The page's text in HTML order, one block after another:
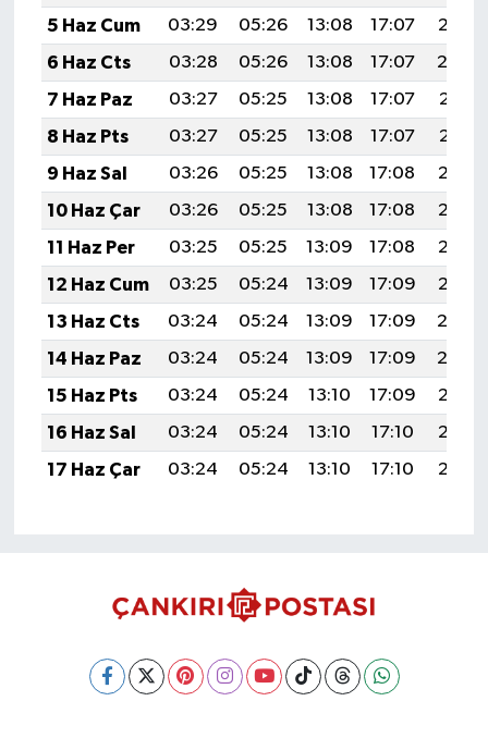
5 Haz Cum
03:29 05:26 13:08 17:07
20:39
6 Haz Cts
03:28 05:26 13:08 17:07
20:40
7 Haz Paz
03:27 05:25 13:08 17:07
20:41
8 Haz Pts
03:27 05:25 13:08 17:07
20:41
9 Haz Sal
03:26 05:25 13:08 17:08
20:42
10 Haz Çar
03:26 05:25 13:08 17:08
20:42
11 Haz Per
03:25 05:25 13:09 17:08
20:43
12 Haz Cum
03:25 05:24 13:09 17:09
20:43
13 Haz Cts
03:24 05:24 13:09 17:09
20:44
14 Haz Paz
03:24 05:24 13:09 17:09
20:44
15 Haz Pts
03:24 05:24 13:10 17:09
20:45
16 Haz Sal
03:24 05:24 13:10 17:10
20:45
17 Haz Çar
03:24 05:24 13:10 17:10 20:45